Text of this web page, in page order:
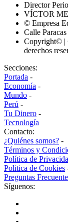
Director
VÍCTOR
© Empresa
Calle
Copyright© |
derechos
Secciones:
Portada -
Economía -
Mundo -
Perú -
Tu Dinero -
Tecnología
Contacto:
¿Quiénes somos? -
Términos y
Política de
Politica de Cookies
Preguntas
Síguenos: